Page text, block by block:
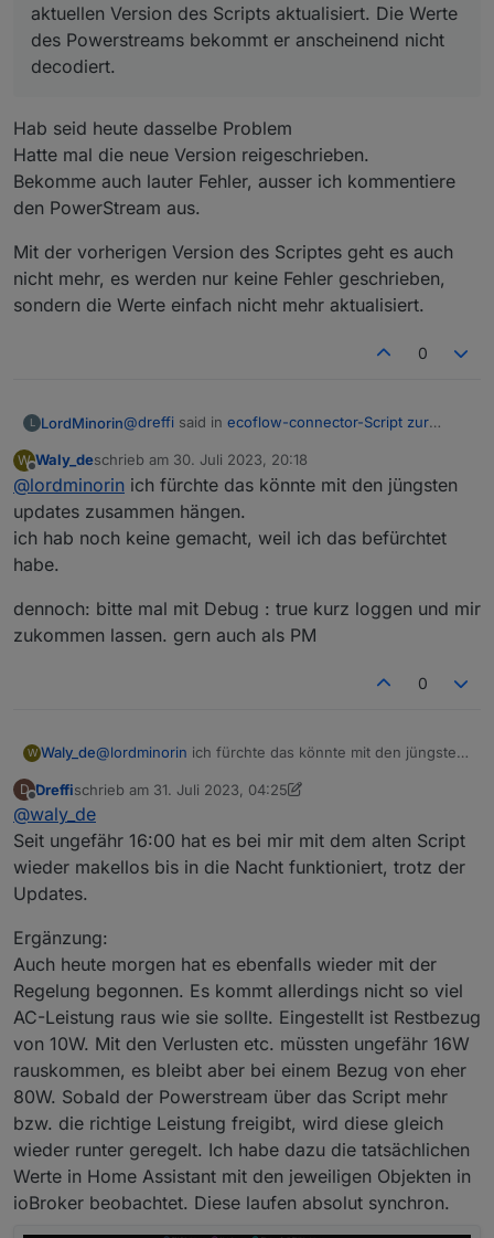
aktuellen Version des Scripts aktualisiert. Die Werte
des Powerstreams bekommt er anscheinend nicht
decodiert.
Hab seid heute dasselbe Problem
Hatte mal die neue Version reigeschrieben.
Bekomme auch lauter Fehler, ausser ich kommentiere
den PowerStream aus.
Mit der vorherigen Version des Scriptes geht es auch
nicht mehr, es werden nur keine Fehler geschrieben,
sondern die Werte einfach nicht mehr aktualisiert.
0
L LordMinorin@dreffi said in ecoflow-connector-Script zur
@ waly_desaid inecoflow-connector-Script
zur dynamischen Leistungsanpassung
Wie prüfe ich das? Ich habe Protobuf und
anscheinend nicht decodiert.
Hab seid heute dasselbe Problem
Hatte mal die neue Version reigeschrieben.
geschrieben, sondern die Werte einfach nicht
W
Offline
Waly_deschrieb am 30. Juli 2023, 20:18
zuletzt editiert von
@lordminorin ich fürchte das könnte mit den jüngsten
updates zusammen hängen.
ich hab noch keine gemacht, weil ich das befürchtet
habe.
dennoch: bitte mal mit Debug : true kurz loggen und mir
zukommen lassen. gern auch als PM
0
W Waly_de@lordminorin ich fürchte das könnte mit den jüngsten
ich hab noch keine gemacht, weil ich das befürchtet
dennoch: bitte mal mit Debug : true kurz loggen und
D
Offline
Dreffischrieb am 31. Juli 2023, 04:25
zuletzt editiert von Dreffi
@waly_de
Seit ungefähr 16:00 hat es bei mir mit dem alten Script
wieder makellos bis in die Nacht funktioniert, trotz der
Updates.
Ergänzung:
Auch heute morgen hat es ebenfalls wieder mit der
Regelung begonnen. Es kommt allerdings nicht so viel
AC-Leistung raus wie sie sollte. Eingestellt ist Restbezug
von 10W. Mit den Verlusten etc. müssten ungefähr 16W
rauskommen, es bleibt aber bei einem Bezug von eher
80W. Sobald der Powerstream über das Script mehr
bzw. die richtige Leistung freigibt, wird diese gleich
wieder runter geregelt. Ich habe dazu die tatsächlichen
Werte in Home Assistant mit den jeweiligen Objekten in
ioBroker beobachtet. Diese laufen absolut synchron.